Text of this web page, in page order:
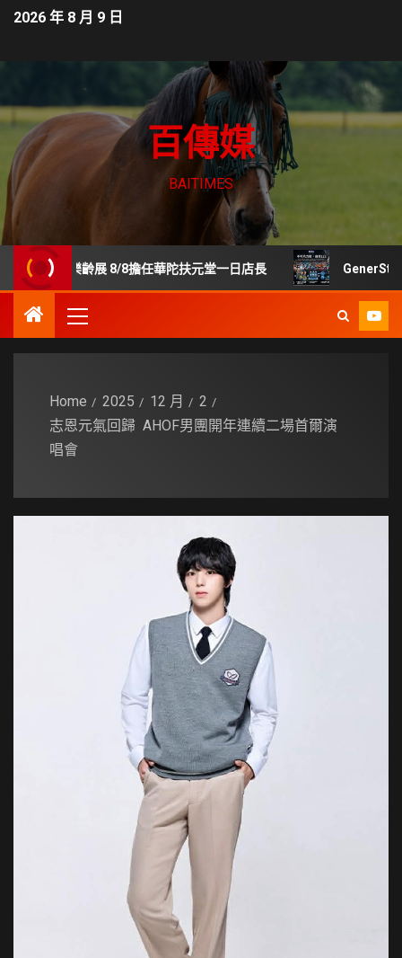
2026 年 8 月 9 日
百傳媒
BAITIMES
貿樂齡展 8/8擔任華陀扶元堂一日店長 GenerStand 擬推
Home 2025 12 月
2
志恩元氣回歸 AHOF男團開年連續二場首爾演
唱會